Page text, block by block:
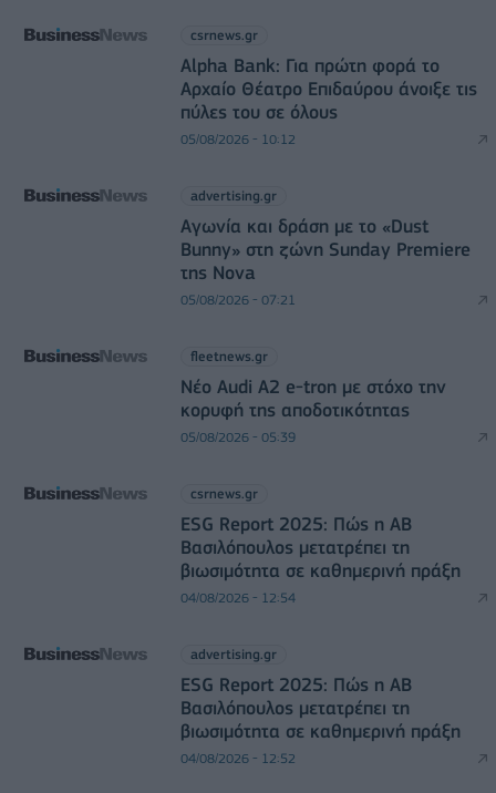
csrnews.gr
Alpha Bank: Για πρώτη φορά το
Αρχαίο Θέατρο Επιδαύρου άνοιξε τις
πύλες του σε όλους
05/08/2026 - 10:12
advertising.gr
Αγωνία και δράση με το «Dust
Bunny» στη ζώνη Sunday Premiere
της Nova
05/08/2026 - 07:21
fleetnews.gr
Νέο Audi A2 e-tron με στόχο την
κορυφή της αποδοτικότητας
05/08/2026 - 05:39
csrnews.gr
ESG Report 2025: Πώς η ΑΒ
Βασιλόπουλος μετατρέπει τη
βιωσιμότητα σε καθημερινή πράξη
04/08/2026 - 12:54
advertising.gr
ESG Report 2025: Πώς η ΑΒ
Βασιλόπουλος μετατρέπει τη
βιωσιμότητα σε καθημερινή πράξη
04/08/2026 - 12:52